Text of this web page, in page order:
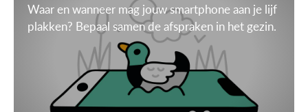
Waar en wanneer mag jouw smartphone aan je lijf
plakken? Bepaal samen de afspraken in het gezin.